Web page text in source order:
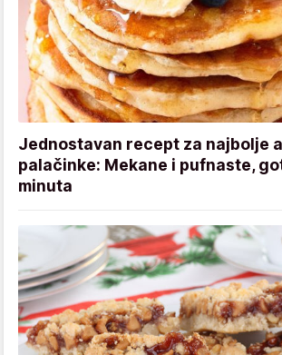
Jednostavan recept za najbolje
palačinke: Mekane i pufnaste,
minuta